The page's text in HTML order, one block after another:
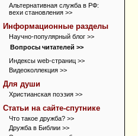
Альтернативная служба в РФ:
вехи становления >>
Информационные разделы
Научно-популярный блог >>
Вопросы читателей >>
Индексы web-страниц >>
Видеоколлекция >>
Для души
Христианская поэзия >>
Статьи на сайте-спутнике
Что такое дружба? >>
Дружба в Библии >>